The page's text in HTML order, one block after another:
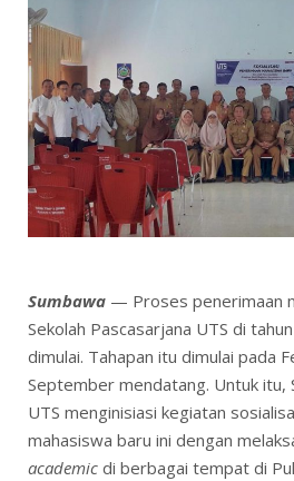
Sumbawa — Proses penerimaan
Sekolah Pascasarjana UTS di
dimulai. Tahapan itu dimulai pada
September mendatang. Untuk itu,
UTS menginisiasi kegiatan
mahasiswa baru ini dengan
academic di berbagai tempat di